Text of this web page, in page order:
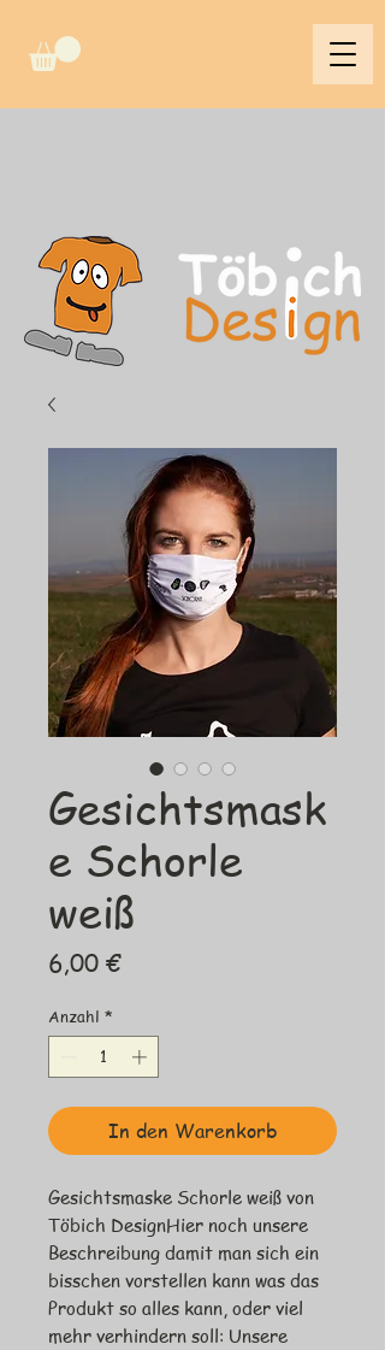
Gesichtsmask
e Schorle
weiß
6,00 €Preis
Anzahl *
In den Warenkorb
Gesichtsmaske Schorle weiß von
Töbich DesignHier noch unsere
Beschreibung damit man sich ein
bisschen vorstellen kann was das
Produkt so alles kann, oder viel
mehr verhindern soll: Unsere